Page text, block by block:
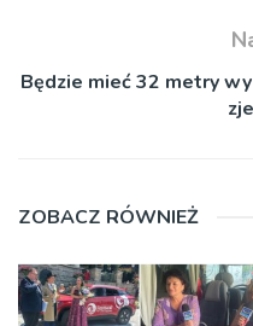
Będzie mieć 32 metry
ZOBACZ RÓWNIEŻ